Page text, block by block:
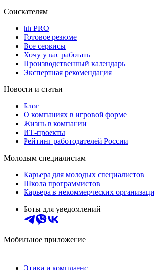
Соискателям
hh PRO
Готовое резюме
Все сервисы
Хочу у вас работать
Производственный календарь
Экспертная рекомендация
Новости и статьи
Блог
О компаниях в игровой форме
Жизнь в компании
ИТ-проекты
Рейтинг работодателей России
Молодым специалистам
Карьера для молодых специалистов
Школа программистов
Карьера в некоммерческих
Боты для уведомлений
Мобильное приложение
Этика и комплаенс